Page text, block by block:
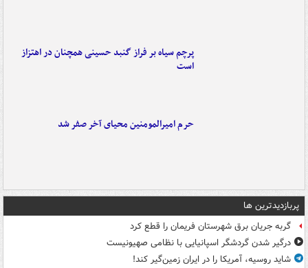
پرچم سیاه بر فراز گنبد حسینی همچنان در اهتزاز
است
حرم امیرالمومنین محیای آخر صفر شد
پربازدیدترین ها
گربه جریان برق شهرستان فریمان را قطع کرد
درگیر شدن گردشگر اسپانیایی با نظامی صهیونیست
شاید روسیه، آمریکا را در ایران زمین‌گیر کند!